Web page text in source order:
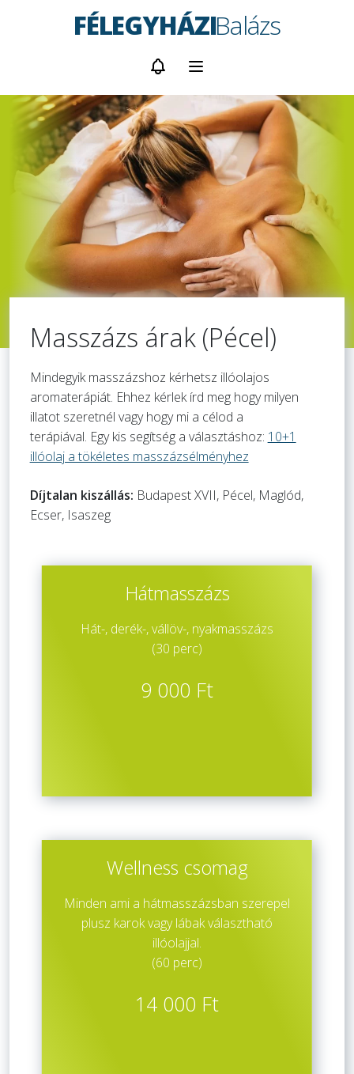
Masszázs árak (Pécel)
Mindegyik masszázshoz kérhetsz illóolajos
aromaterápiát. Ehhez kérlek írd meg hogy milyen
illatot szeretnél vagy hogy mi a célod a
terápiával. Egy kis segítség a választáshoz: 10+1
illóolaj a tökéletes masszázsélményhez
Díjtalan kiszállás: Budapest XVII, Pécel, Maglód,
Ecser, Isaszeg
Hátmasszázs
Hát-, derék-, vállöv-, nyakmasszázs
(30 perc)
9 000 Ft
Wellness csomag
Minden ami a hátmasszázsban szerepel
plusz karok vagy lábak választható
illóolajjal.
(60 perc)
14 000 Ft
FÉLEGYHÁZIBalázs